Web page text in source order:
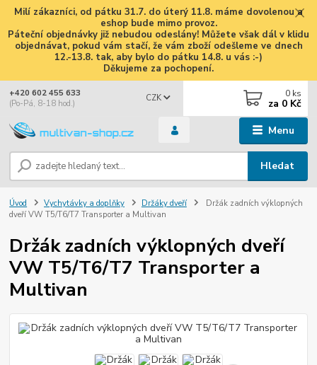
Milí zákazníci, od pátku 31.7. do úterý 11.8. máme dovolenou a
eshop bude mimo provoz.
Páteční objednávky již nebudou odeslány! Můžete však dál v klidu
objednávat, pokud vám stačí, že vám zboží odešleme ve dnech
12.-13.8. tak, aby bylo do pátku 14.8. u vás :-)
Děkujeme za pochopení.
Menu
CZK
Hledat
+420 602 455 633
(Po-Pá, 8-18 hod.)
0 ks
za 0 Kč
Úvod Vychytávky a doplňky Držáky dveří
Držák zadních výklopných
dveří VW T5/T6/T7 Transporter a Multivan
Držák zadních výklopných dveří
VW T5/T6/T7 Transporter a
Multivan